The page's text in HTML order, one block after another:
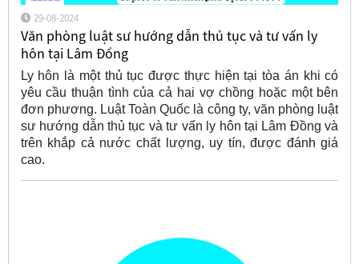
29-08-2024
Văn phòng luật sư hướng dẫn thủ tục và tư vấn ly
hôn tại Lâm Đồng
Ly hôn là một thủ tục được thực hiện tại tòa án khi có
yêu cầu thuận tình của cả hai vợ chồng hoặc một bên
đơn phương. Luật Toàn Quốc là công ty, văn phòng luật
sư hướng dẫn thủ tục và tư vấn ly hôn tại Lâm Đồng và
trên khắp cả nước chất lượng, uy tín, được đánh giá
cao.